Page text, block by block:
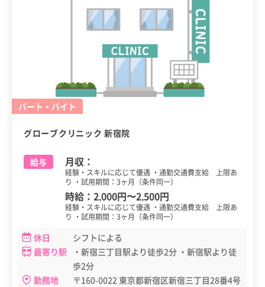
パート・バイト
グローブクリニック 新宿院
給与 月収：
経験・スキルに応じて優遇 ・通勤交通費支給 上限あ
り ・試用期間：3ヶ月（条件同一）
時給： 2,000円〜2,500円
経験・スキルに応じて優遇 ・通勤交通費支給 上限あ
り ・試用期間：3ヶ月（条件同一）
休日
シフトによる
最寄り駅
・新宿三丁目駅より徒歩2分 ・新宿駅より徒
歩2分
勤務地
〒160-0022 東京都新宿区新宿三丁目28番4号